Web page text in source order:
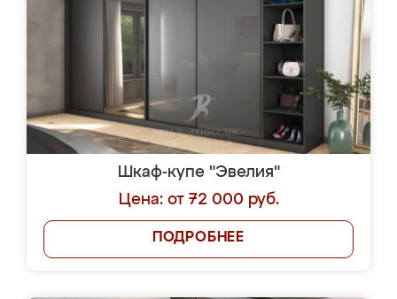
Шкаф-купе "Эвелия"
Цена: от 72 000 руб.
ПОДРОБНЕЕ